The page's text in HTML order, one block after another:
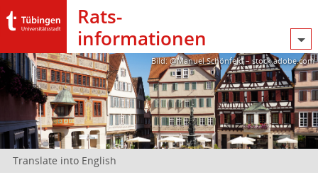
Rats­
informationen
Bild: @Manuel Schönfeld – stock.adobe.com
Translate into English